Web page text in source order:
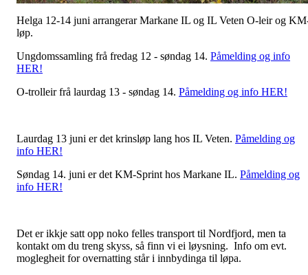
Helga 12-14 juni arrangerar Markane IL og IL Veten O-leir og
løp.
Ungdomssamling frå fredag 12 - søndag 14. Påmelding og info
HER!
O-trolleir frå laurdag 13 - søndag 14. Påmelding og info HER!
Laurdag 13 juni er det krinsløp lang hos IL Veten. Påmelding og
info HER!
Søndag 14. juni er det KM-Sprint hos Markane IL. Påmelding og
info HER!
Det er ikkje satt opp noko felles transport til Nordfjord, men ta
kontakt om du treng skyss, så finn vi ei løysning. Info om evt.
moglegheit for overnatting står i innbydinga til løpa.